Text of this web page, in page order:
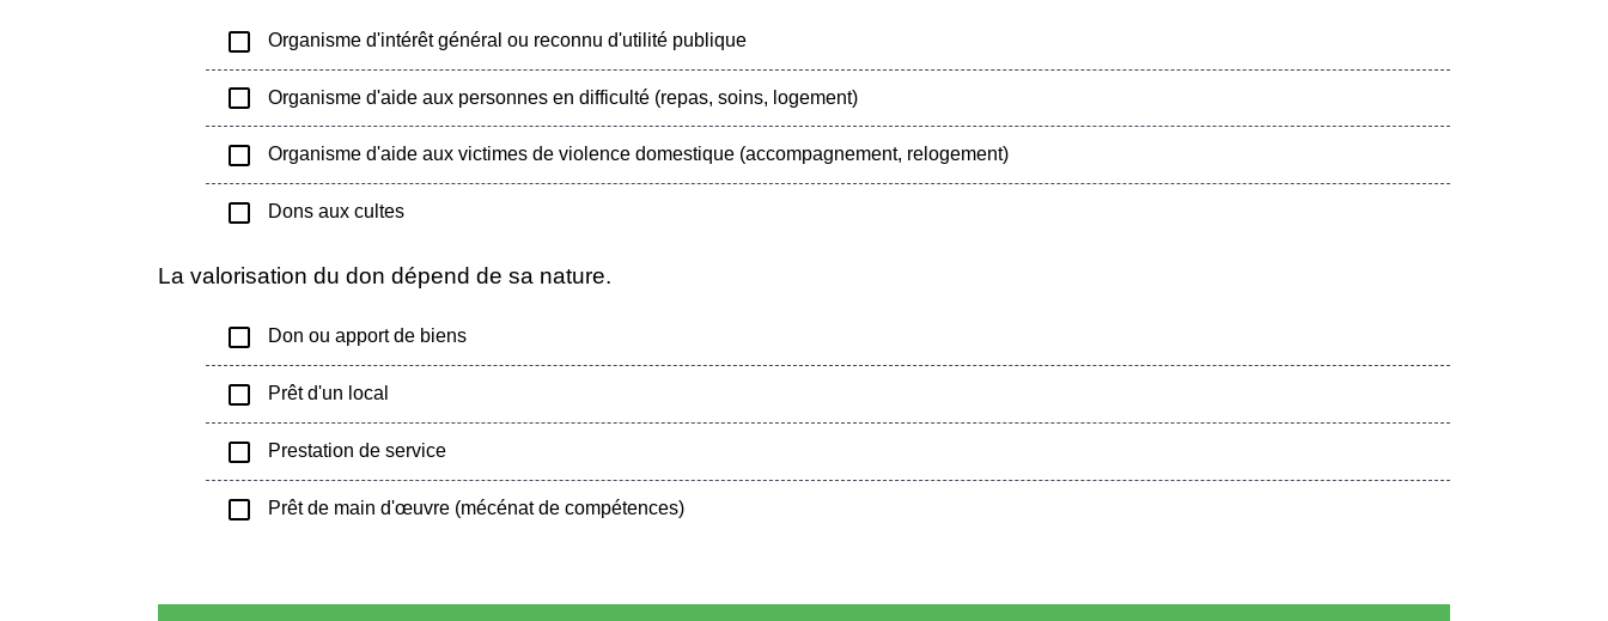
check_box_outline_blank Organisme d'intérêt général ou reconnu d'utilité publique
check_box_outline_blank Organisme d'aide aux personnes en difficulté (repas, soins, logement)
check_box_outline_blank Organisme d'aide aux victimes de violence domestique (accompagnement, relogement)
check_box_outline_blank Dons aux cultes
La valorisation du don dépend de sa nature.
check_box_outline_blank Don ou apport de biens
check_box_outline_blank Prêt d'un local
check_box_outline_blank Prestation de service
check_box_outline_blank Prêt de main d'œuvre (mécénat de compétences)